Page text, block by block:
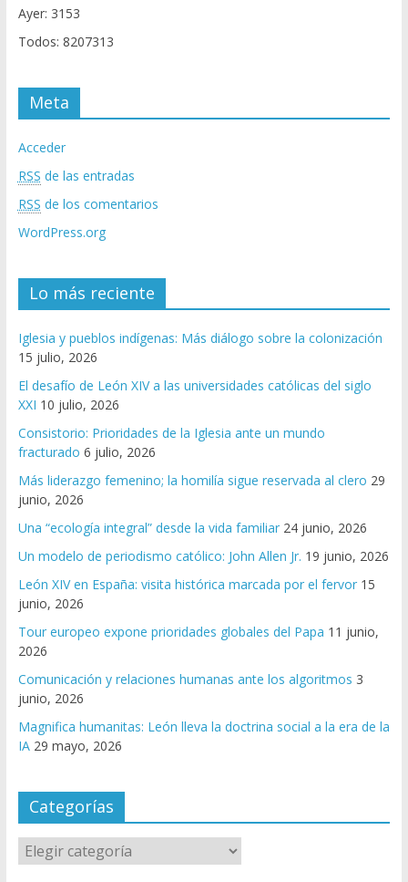
Ayer: 3153
Todos: 8207313
Meta
Acceder
RSS de las entradas
RSS de los comentarios
WordPress.org
Lo más reciente
Iglesia y pueblos indígenas: Más diálogo sobre la colonización
15 julio, 2026
El desafío de León XIV a las universidades católicas del siglo
XXI 10 julio, 2026
Consistorio: Prioridades de la Iglesia ante un mundo
fracturado 6 julio, 2026
Más liderazgo femenino; la homilía sigue reservada al clero 29
junio, 2026
Una “ecología integral” desde la vida familiar 24 junio, 2026
Un modelo de periodismo católico: John Allen Jr. 19 junio, 2026
León XIV en España: visita histórica marcada por el fervor 15
junio, 2026
Tour europeo expone prioridades globales del Papa 11 junio,
2026
Comunicación y relaciones humanas ante los algoritmos 3
junio, 2026
Magnifica humanitas: León lleva la doctrina social a la era de la
IA 29 mayo, 2026
Categorías